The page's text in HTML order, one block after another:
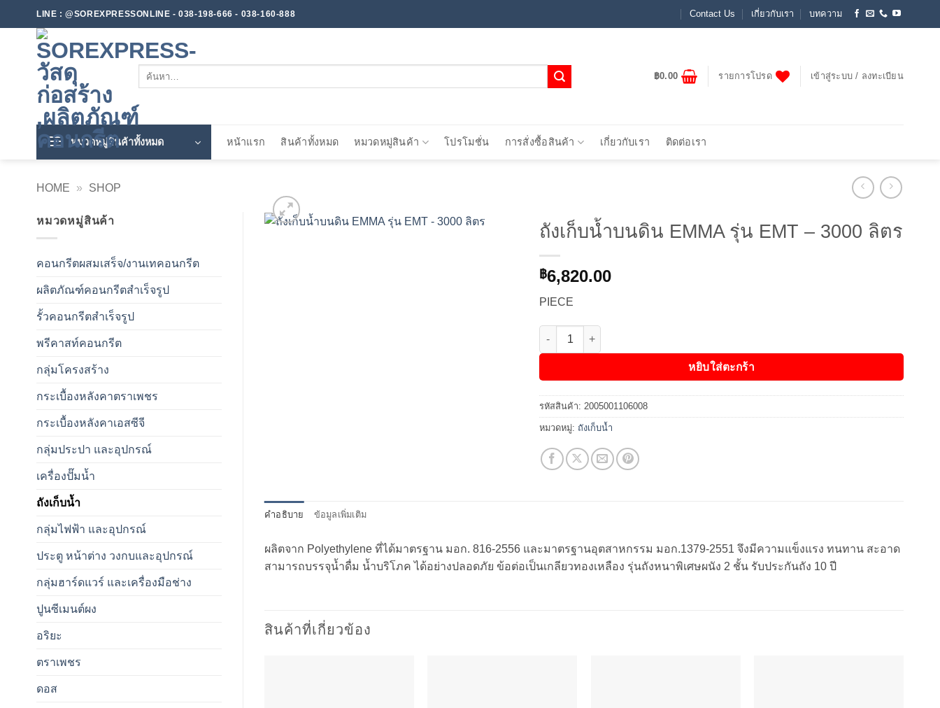
ไป
LINE : @SOREXPRESSONLINE - 038-198-666 - 038-160-888 Contact Us เกี่ยวกับเรา บทความ
ค้นหา:
฿0.00 รายการโปรด เข้าสู่ระบบ / ลงทะเบียน
หมวดหมู่สินค้าทั้งหมด หน้าแรก สินค้าทั้งหมด หมวดหมู่สินค้า โปรโมชั่น การสั่งซื้อสินค้า เกี่ยวกับเรา ติดต่อเรา
HOME » SHOP
หมวดหมู่สินค้า
คอนกรีตผสมเสร็จ/งานเทคอนกรีต
ผลิตภัณฑ์คอนกรีตสำเร็จรูป
รั้วคอนกรีตสำเร็จรูป
พรีคาสท์คอนกรีต
กลุ่มโครงสร้าง
กระเบื้องหลังคาตราเพชร
กระเบื้องหลังคาเอสซีจี
กลุ่มประปา และอุปกรณ์
เครื่องปั๊มน้ำ
ถังเก็บน้ำ
กลุ่มไฟฟ้า และอุปกรณ์
ประตู หน้าต่าง วงกบและอุปกรณ์
กลุ่มฮาร์ดแวร์ และเครื่องมือช่าง
ปูนซีเมนต์ผง
อริยะ
ตราเพชร
ดอส
ถังเก็บน้ำบนดิน EMMA รุ่น EMT – 3000 ลิตร
฿6,820.00
PIECE
จำนวน ถังเก็บน้ำบนดิน EMMA รุ่น EMT - 3000 ลิตร ชิ้น
หยิบใส่ตะกร้า
รหัสสินค้า: 2005001106008
หมวดหมู่: ถังเก็บน้ำ
คำอธิบาย ข้อมูลเพิ่มเติม
ผลิตจาก Polyethylene ที่ได้มาตรฐาน มอก. 816-2556 และมาตรฐานอุตสาหกรรม มอก.1379-2551 จึงมีความแข็งแรง ทนทาน สะอาด
สามารถบรรจุน้ำดื่ม น้ำบริโภค ได้อย่างปลอดภัย ข้อต่อเป็นเกลียวทองเหลือง รุ่นถังหนาพิเศษผนัง 2 ชั้น รับประกันถัง 10 ปี
สินค้าที่เกี่ยวข้อง